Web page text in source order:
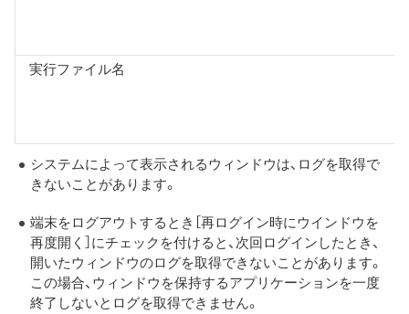
実行ファイル名
システムによって表示されるウィンドウは、ログを取得で
きないことがあります。
端末をログアウトするとき［再ログイン時にウインドウを
再度開く］にチェックを付けると、次回ログインしたとき、
開いたウィンドウのログを取得できないことがあります。
この場合、ウィンドウを保持するアプリケーションを一度
終了しないとログを取得できません。